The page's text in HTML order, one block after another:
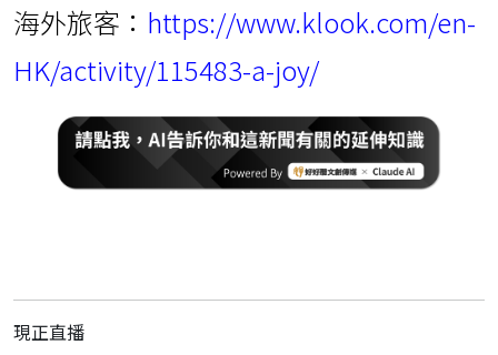
海外旅客： https://www.klook.com/en-
HK/activity/115483-a-joy/
現正直播